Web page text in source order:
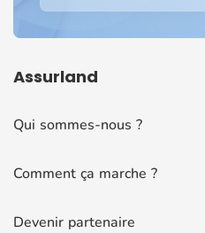
Assurland
Qui sommes-nous ?
Comment ça marche ?
Devenir partenaire